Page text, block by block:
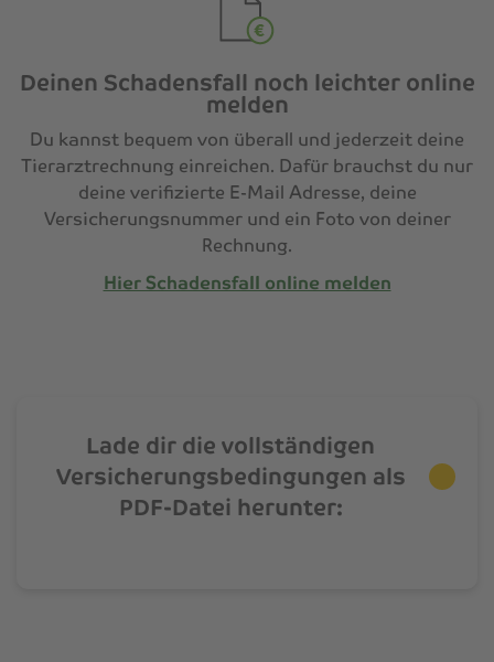
Deinen Schadensfall noch leichter online
melden
Du kannst bequem von überall und jederzeit deine
Tierarztrechnung einreichen. Dafür brauchst du nur
deine verifizierte E-Mail Adresse, deine
Versicherungsnummer und ein Foto von deiner
Rechnung.
Hier Schadensfall online melden
Lade dir die vollständigen
Versicherungsbedingungen als
PDF-Datei herunter: